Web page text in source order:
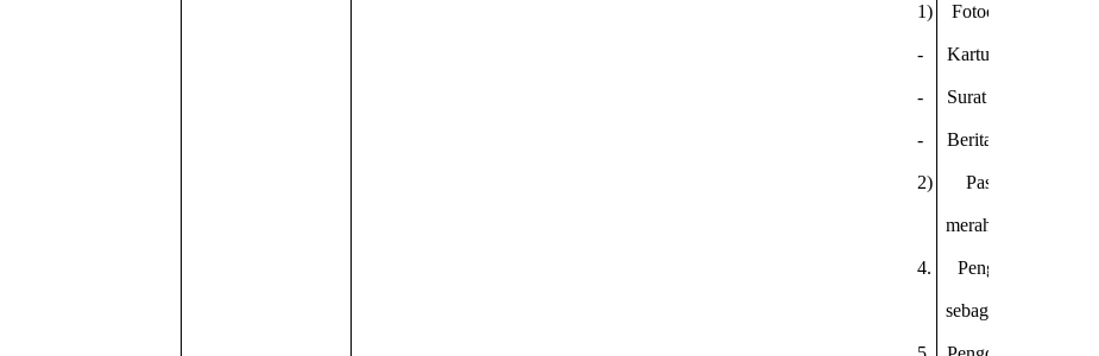
1) Fotocopy :
- Kartu tanda
- Surat
- Berita acara
2) Pasfoto terakhir
merah ukuran 4x6
4. Pengda
sebagaimana